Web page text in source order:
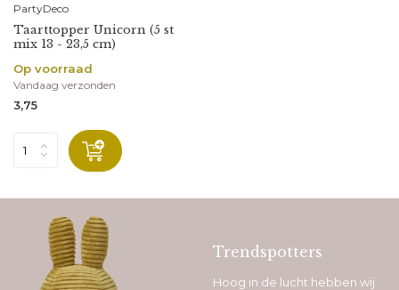
PartyDeco
Taarttopper Unicorn (5 st
mix 13 - 23,5 cm)
Op voorraad
Vandaag verzonden
3,75
Trendspotters
Hoog in de lucht hebben wij